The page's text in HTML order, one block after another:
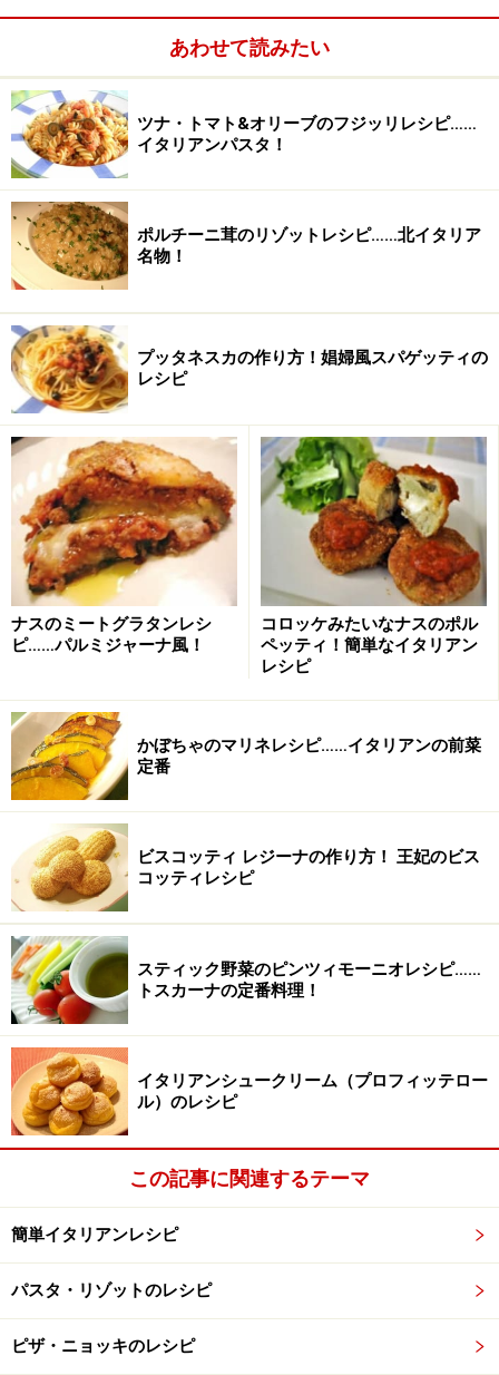
イタリア大会決勝は４月２日にイタリアは、ローマのハ
スラーで行われます。
こちらから選出されたシェフは、フランスの世界大会で
世界チャンピオンとして賞を受賞します。ということで
麻布の幸村さんはフランスに行かれ るわけですね。
このようなイベントが開催され、食文化の交流を保ち、
さらなる食の発展が見られることは実に素晴らしいこと
ですし、私自体、ご招待いただいた ことを感謝していま
す。
そして久しぶりにジローラモさんに会えて嬉しかった！
代官山 サルヴァトーレ・クオモ・ブロス
東京都渋谷区猿楽町11-1 La Fente Daikanyama 3F
03-3476-5688
青山リストランテ ヒロ
東京都港区南青山5-5-25 T-Place B1F
03-3486-5561
☆おすすめリンクとして
ウエッジウッドアワード
のことをもっと知りたい！
はこちらから
ジローラモさん公式HPはこちらから
※記事内容は執筆時点のものです。最新の内容をご確認くださ
い。
※衛生面および保存状態に起因して食中毒や体調不良を引き起こ
す場合があります。必ず清潔な状態で、正しい方法で行い、なる
べく早めにお召し上がりください。また、持ち運びの際は保存方
法に注意してください。
【編集部おすすめの購入サイト】
Amazonで人気レシピの書籍をチェック！
楽天市場で人気レシピの書籍をチェック！
あわせて読みたい
ツナ・トマト&オリーブのフジッリレシピ……
イタリアンパスタ！
ポルチーニ茸のリゾットレシピ……北イタリア
名物！
プッタネスカの作り方！娼婦風スパゲッティの
レシピ
ナスのミートグラタンレシ
ピ……パルミジャーナ風！
コロッケみたいなナスのポル
ペッティ！簡単なイタリアン
レシピ
かぼちゃのマリネレシピ……イタリアンの前菜
定番
ビスコッティ レジーナの作り方！ 王妃のビス
コッティレシピ
スティック野菜のピンツィモーニオレシピ……
トスカーナの定番料理！
イタリアンシュークリーム（プロフィッテロー
ル）のレシピ
この記事に関連するテーマ
簡単イタリアンレシピ
パスタ・リゾットのレシピ
ピザ・ニョッキのレシピ